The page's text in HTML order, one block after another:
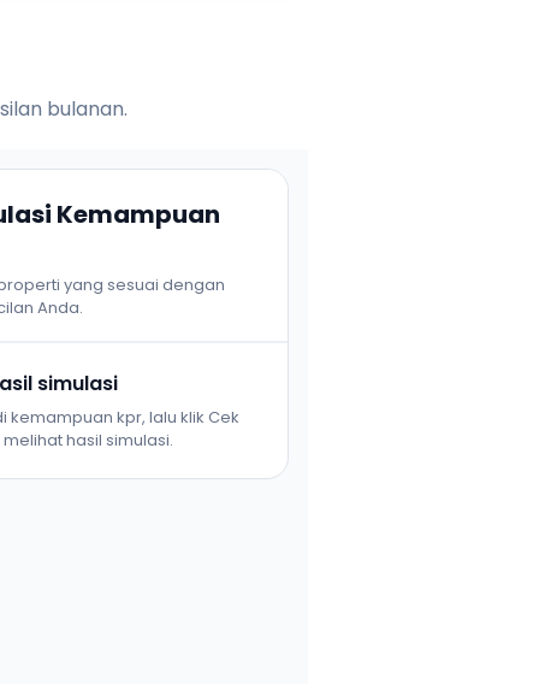
bulanan.
Kemampuan
yang sesuai dengan
Anda.
simulasi
kemampuan kpr, lalu klik Cek
hasil simulasi.